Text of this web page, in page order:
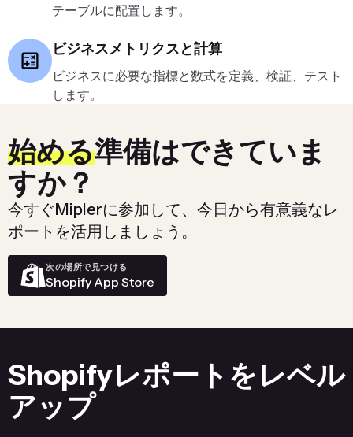
テーブルに配置します。
ビジネスメトリクスと計算
ビジネスに必要な指標と数式を定義、検証、テスト
します。
始める準備はできていま
すか？
今すぐMiplerに参加して、今日から有意義なレ
ポートを活用しましょう。
次の場所で見つける
Shopify App Store
Shopifyレポートをレベル
アップ